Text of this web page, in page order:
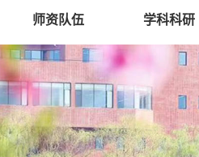
师资队伍 学科科研